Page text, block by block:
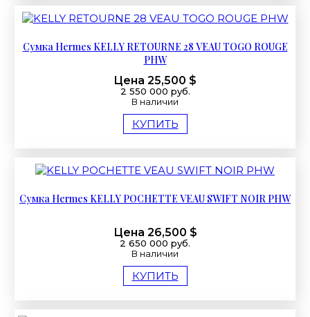
Сумка Hermes KELLY RETOURNE 28 VEAU TOGO ROUGE
PHW
Цена 25,500 $
2 550 000 руб.
В наличии
КУПИТЬ
Сумка Hermes KELLY POCHETTE VEAU SWIFT NOIR PHW
Цена 26,500 $
2 650 000 руб.
В наличии
КУПИТЬ